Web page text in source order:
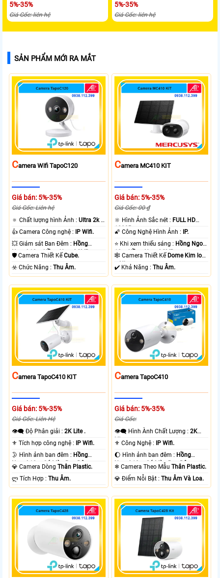
5%-35%
Giá Gốc: liên hệ
5%-35%
Giá Gốc: liên hệ
SẢN PHẨM MỚI RA MẮT
CAmera Wifi TapoC120
Giá bán: 5%-35%
Giá Gốc: Liên hệ
🔅 Chất lượng hình Ảnh :Ultra 2k +
.
👍 Camera Công nghệ :
IP Wifi.
💥 Giám sát Ban Đêm : Hồng
Ngoại 10m Hồng Ngoại SMD.
🛡 Camera Thiết KếCube.
️☣️ Chức Năng :Thu Âm.
CAmera MC410 KIT
Giá bán: 5%-35%
Giá Gốc: 00 ₫
🔆 Hình Ảnh Sắc nét : FULL HD
1080P .
🌠 Công Nghệ Hình Ảnh :
IP.
⭐ Khi xem thiếu sáng : Hồng Ngoại
10m Hồng Ngoại SMD.
🕸️ Camera Thiết Kế Dome Kim loại
+ Nhựa.
️✔️ Khả Năng :Thu Âm.
CAmera TapoC410 KIT
Giá bán: 5%-35%
Giá Gốc: Liên Hệ
👁️‍🗨 Độ Phân giải :2K Lite .
⚜️ Tích hợp công nghệ :
IP Wifi.
🌛 Hình ảnh ban đêm : Hồng
Ngoại 10m Có Màu Ban Ðêm.
💎 Camera DòngThân Plastic.
️ლ Tích Hợp :Thu Âm.
CAmera TapoC410
Giá bán: 5%-35%
Giá Gốc:
👁️‍🗨 Hình Ành Chất Lượng :2K
Lite .
⚜️ Công Nghệ :
IP Wifi.
🌔 Hình ảnh ban đêm : Hồng
Ngoại 10m Có Màu Ban Ðêm.
❄ Camera Theo MẫuThân Plastic.
️💎 Điểm Nỗi Bật :Thu Âm Và Loa.